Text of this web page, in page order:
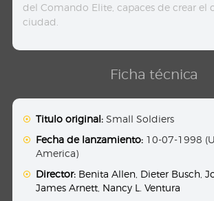
del Comando Elite, capaces de crear el
ciudad.
Ficha técnica
Titulo original: Small Soldiers
Fecha de lanzamiento: 10-07-1998
America)
Director: Benita Allen, Dieter Busch,
James Arnett, Nancy L. Ventura